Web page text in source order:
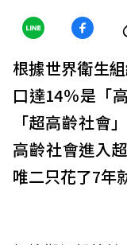
根據世界衛生
口達14％是「
「超高齡社會
高齡社會進入
唯二只花了7年